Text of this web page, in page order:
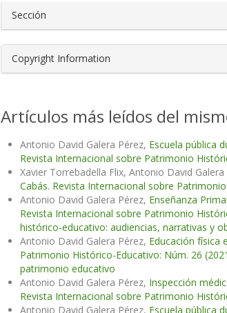
Sección
Copyright Information
Artículos más leídos del
Antonio David Galera Pérez, Escuela pública
Revista Internacional sobre Patrimonio
Xavier Torrebadella Flix, Antonio David Galera
Cabás. Revista Internacional sobre
Antonio David Galera Pérez, Enseñanza
Revista Internacional sobre Patrimonio
histórico-educativo: audiencias, narrativas y
Antonio David Galera Pérez, Educación física
Patrimonio Histórico-Educativo: Núm. 26
patrimonio educativo
Antonio David Galera Pérez, Inspección
Revista Internacional sobre Patrimonio
Antonio David Galera Pérez, Escuela pública